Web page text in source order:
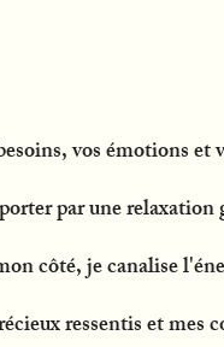
vos émotions et
par une relaxation
côté, je canalise
ressentis et mes